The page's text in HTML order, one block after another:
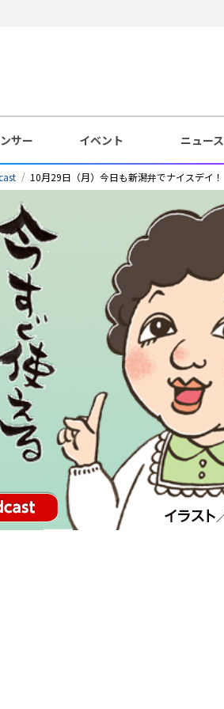
サー イベント ニュース
10月29日（月）今日も新潟弁でナイスデイ！